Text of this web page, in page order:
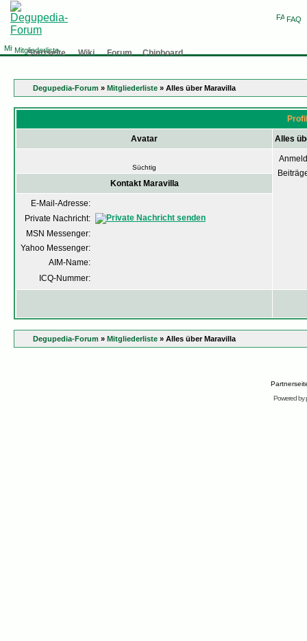
FAQ
Mitgliederliste
Startseite Wiki Forum Chinboard
Degupedia-Forum » Mitgliederliste » Alles über Maravilla
Avatar Alles
Süchtig
Kontakt Maravilla
E-Mail-Adresse:
Private Nachricht:
MSN Messenger:
Yahoo Messenger:
AIM-Name:
ICQ-Nummer:
Degupedia-Forum » Mitgliederliste » Alles über Maravilla
Powered by